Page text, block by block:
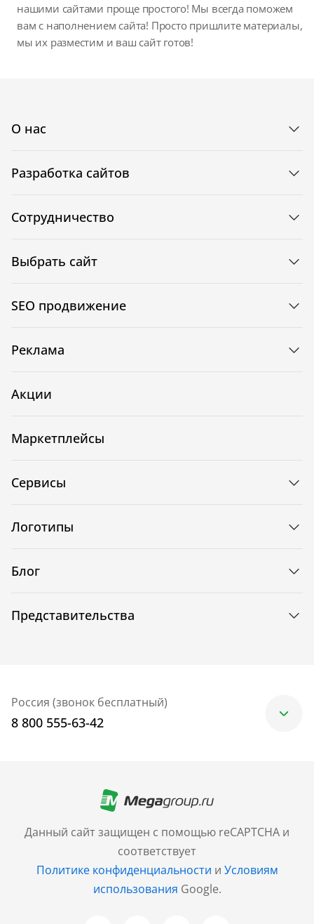
нашими сайтами проще простого! Мы всегда поможем
вам с наполнением сайта! Просто пришлите материалы,
мы их разместим и ваш сайт готов!
Данный сайт защищен с помощью reCAPTCHA и
соответствует
Политике конфиденциальности и Условиям
использования Google.
О нас
Разработка сайтов
Сотрудничество
Выбрать сайт
SEO продвижение
Реклама
Акции
Маркетплейсы
Сервисы
Логотипы
Блог
Представительства
Россия (звонок бесплатный)
8 800 555-63-42
+7 (499) 705-30-10
Санкт-Петербург
+7 (812) 600-77-33
Барнаул